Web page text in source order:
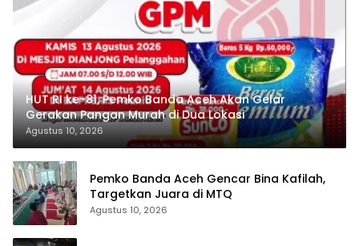
HUT RI ke-81, Pemko Banda Aceh Akan Gelar
Gerakan Pangan Murah di Dua Lokasi
Agustus 10, 2026
Pemko Banda Aceh Gencar Bina Kafilah,
Targetkan Juara di MTQ
Agustus 10, 2026